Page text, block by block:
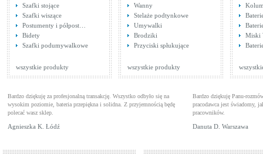
Szafki stojące
Szafki wiszące
Postumenty i półpost…
Bidety
Szafki podumywalkowe
wszystkie produkty
Wanny
Stelaże podtynkowe
Umywalki
Brodziki
Przyciski spłukujące
wszystkie produkty
Miski
Bardzo dziękuję za profesjonalną transakcję. Wszystko odbyło się na
wysokim poziomie, bateria przepiękna i solidna. Z przyjemnością będę
polecać wasz sklep.
Agnieszka K. Łódź
Bardzo dziękuję Panu-
pracodawca jest świadomy,
pracowników.
Danuta D. Warszawa